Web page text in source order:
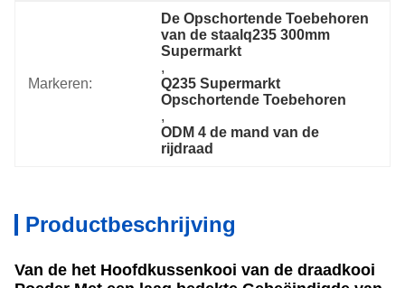
Markeren:
De Opschortende Toebehoren
van de staalq235 300mm
Supermarkt
,
Q235 Supermarkt
Opschortende Toebehoren
,
ODM 4 de mand van de
rijdraad
Productbeschrijving
Van de het Hoofdkussenkooi van de draadkooi